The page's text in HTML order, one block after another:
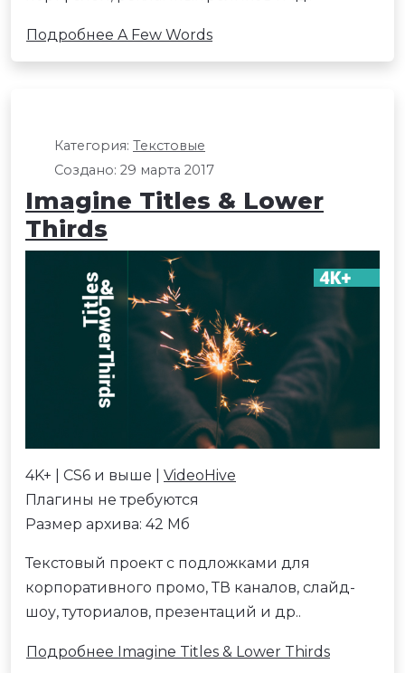
Подробнее A Few Words
Категория: Текстовые
Создано: 29 марта 2017
Imagine Titles & Lower
Thirds
4K+ | CS6 и выше | VideoHive
Плагины не требуются
Размер архива: 42 Мб
Текстовый проект с подложками для
корпоративного промо, ТВ каналов, слайд-
шоу, туториалов, презентаций и др..
Подробнее Imagine Titles & Lower Thirds